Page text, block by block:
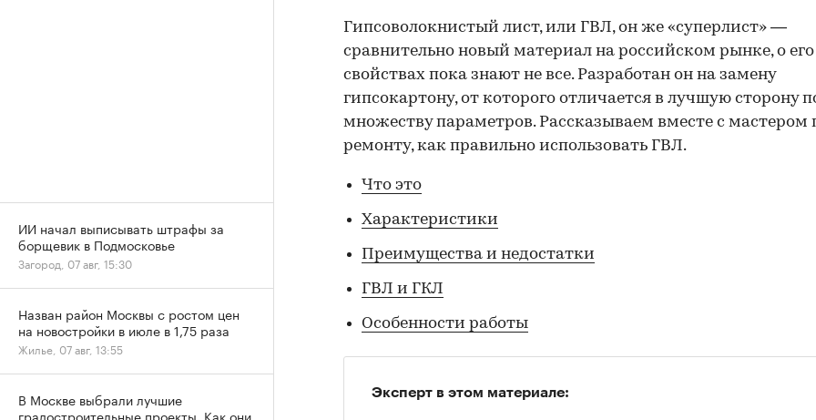
Гипсоволокнистый лист, или ГВЛ, он же «суперлист» —
сравнительно новый материал на российском рынке, о его
свойствах пока знают не все. Разработан он на замену
гипсокартону, от которого отличается в лучшую сторону
множеству параметров. Рассказываем вместе с мастером
ремонту, как правильно использовать ГВЛ.
Что это
Характеристики
Преимущества и недостатки
ГВЛ и ГКЛ
Особенности работы
Эксперт в этом материале:
ИИ начал выписывать штрафы за
борщевик в Подмосковье
Загород, 07 авг, 15:30
Назван район Москвы с ростом цен
на новостройки в июле в 1,75 раза
Жилье, 07 авг, 13:55
В Москве выбрали лучшие
градостроительные проекты. Как они